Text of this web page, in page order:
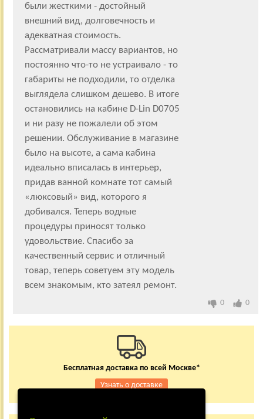
были жесткими - достойный
внешний вид, долговечность и
адекватная стоимость.
Рассматривали массу вариантов, но
постоянно что-то не устраивало - то
габариты не подходили, то отделка
выглядела слишком дешево. В итоге
остановились на кабине D-Lin D0705
и ни разу не пожалели об этом
решении. Обслуживание в магазине
было на высоте, а сама кабина
идеально вписалась в интерьер,
придав ванной комнате тот самый
«люксовый» вид, которого я
добивался. Теперь водные
процедуры приносят только
удовольствие. Спасибо за
качественный сервис и отличный
товар, теперь советуем эту модель
всем знакомым, кто затеял ремонт.
0 0
Бесплатная доставка по всей Москве*
Узнать о доставке